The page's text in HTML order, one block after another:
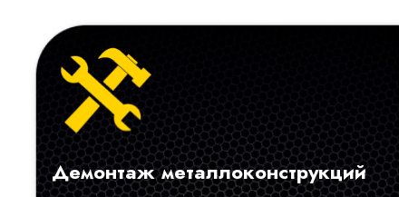
Демонтаж металлоконструкций